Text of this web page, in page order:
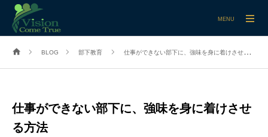
BLOG 部下教育 仕事ができない部下に、強味を身に着けさせる方法
仕事ができない部下に、強味を身に着けさせ
る方法
MENU